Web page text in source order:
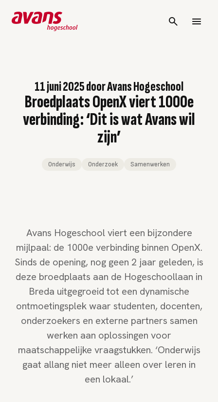
11 juni 2025doorAvans Hogeschool
Broedplaats OpenX viert 1000e
verbinding: ‘Dit is wat Avans wil
zijn’
Onderwijs Onderzoek Samenwerken
Avans Hogeschool viert een bijzondere
mijlpaal: de 1000e verbinding binnen OpenX.
Sinds de opening, nog geen 2 jaar geleden, is
deze broedplaats aan de Hogeschoollaan in
Breda uitgegroeid tot een dynamische
ontmoetingsplek waar studenten, docenten,
onderzoekers en externe partners samen
werken aan oplossingen voor
maatschappelijke vraagstukken. ‘Onderwijs
gaat allang niet meer alleen over leren in
een lokaal.’